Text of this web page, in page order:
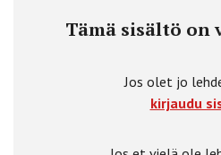
Tämä sisältö
Jos olet jo
kirjaudu